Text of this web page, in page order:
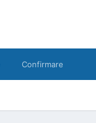
Confirmare